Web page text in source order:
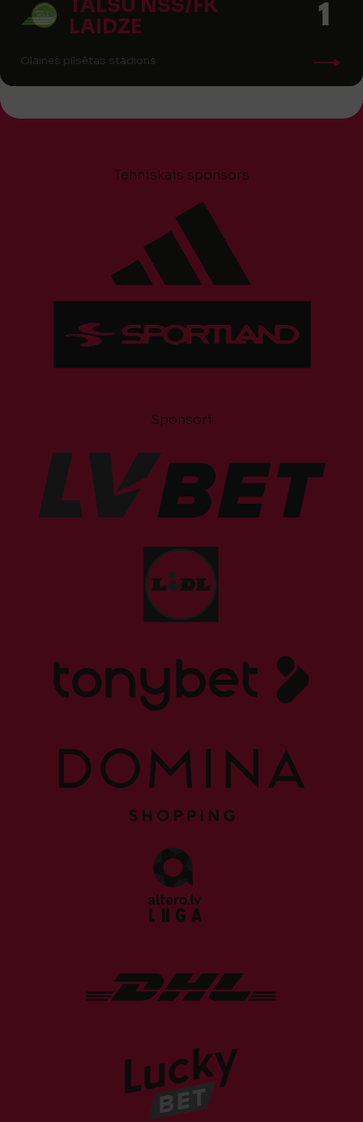
TALSU NSS/FK
LAIDZE
1
Olaines pilsētas stadions
Tehniskais sponsors
Sponsori